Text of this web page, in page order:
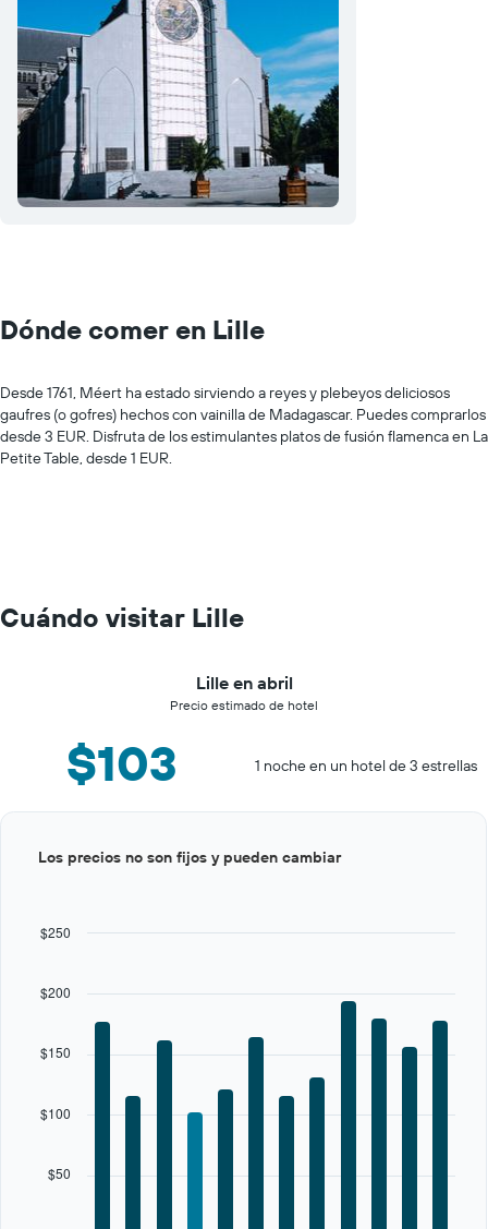
Dónde comer en Lille
Desde 1761, Méert ha estado sirviendo a reyes y plebeyos deliciosos
gaufres (o gofres) hechos con vainilla de Madagascar. Puedes comprarlos
desde 3 EUR. Disfruta de los estimulantes platos de fusión flamenca en La
Petite Table, desde 1 EUR.
Cuándo visitar Lille
Lille en abril
Precio estimado de hotel
$103 1 noche en un hotel de 3 estrellas
Range:
categories.
graphic.
$50
$100
$150
$200
$250
Los precios no son fijos y pueden cambiar